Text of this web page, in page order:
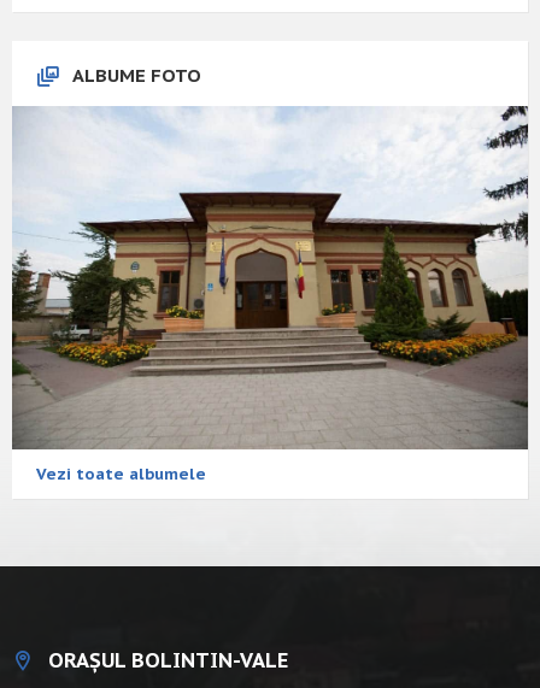
ALBUME FOTO
Vezi toate albumele
ORAȘUL BOLINTIN-VALE